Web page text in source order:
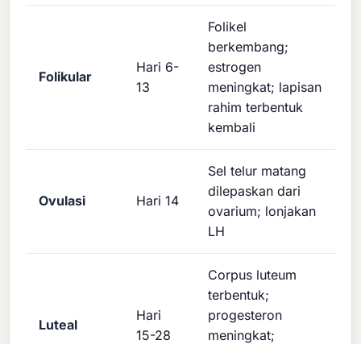
Folikular
Hari 6-
13
Folikel
berkembang;
estrogen
meningkat; lapisan
rahim terbentuk
kembali
Ovulasi Hari 14
Sel telur matang
dilepaskan dari
ovarium; lonjakan
LH
Luteal
Hari
15-28
Corpus luteum
terbentuk;
progesteron
meningkat;